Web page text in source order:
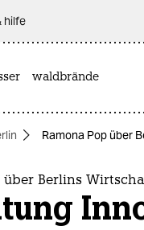
hilfe
waldbrände
Ramona Pop über
über Berlins